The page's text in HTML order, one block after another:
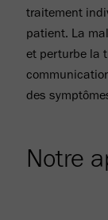
traitement
patient. La
et perturbe la
des
Notre